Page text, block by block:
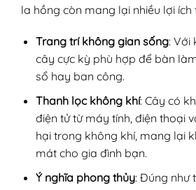
la hồng còn mang lại nhiều lợi ích
Trang trí không gian sống: Với
cây cực kỳ phù hợp để bàn
sổ hay ban công.
Thanh lọc không khí: Cây có
điện tử từ máy tính, điện thoại
hại trong không khí, mang lại
mát cho gia đình bạn.
Ý nghĩa phong thủy: Đúng như